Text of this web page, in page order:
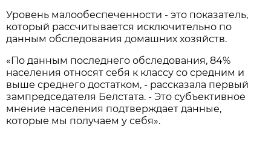
Уровень малообеспеченности - это показатель,
который рассчитывается исключительно по
данным обследования домашних хозяйств.
«По данным последнего обследования, 84%
населения относят себя к классу со средним и
выше среднего достатком, - рассказала первый
зампредседателя Белстата. - Это субъективное
мнение населения подтверждает данные,
которые мы получаем у себя».